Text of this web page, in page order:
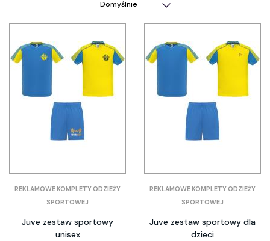
REKLAMOWE KOMPLETY ODZIEŻY
SPORTOWEJ
Juve zestaw sportowy
unisex
REKLAMOWE KOMPLETY ODZIEŻY
SPORTOWEJ
Juve zestaw sportowy dla
dzieci